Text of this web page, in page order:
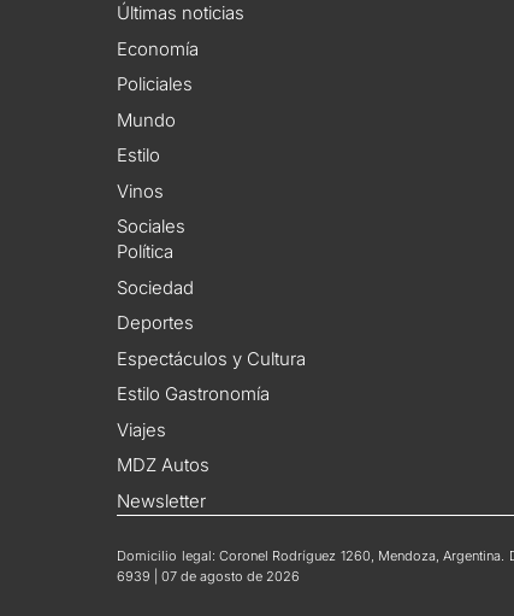
Últimas noticias
Economía
Policiales
Mundo
Estilo
Vinos
Sociales
Política
Sociedad
Deportes
Espectáculos y Cultura
Estilo Gastronomía
Viajes
MDZ Autos
Newsletter
Domicilio legal: Coronel Rodríguez 1260, Mendoza, Argentina.
6939 | 07 de agosto de 2026